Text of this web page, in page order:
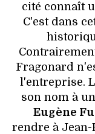
cité connaît
C'est dans
Fragonard
l'entreprise.
son nom à
Eugène
rendre à Jean-